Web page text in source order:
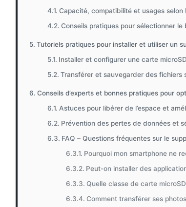
Capacité, compatibilité et usages selon
Conseils pratiques pour sélectionner le
Tutoriels pratiques pour installer et utiliser un
Installer et configurer une carte
Transférer et sauvegarder des fichiers
Conseils d’experts et bonnes pratiques pour
Astuces pour libérer de l’espace et
Prévention des pertes de données et
FAQ – Questions fréquentes sur le
Pourquoi mon smartphone ne
Peut-on installer des
Quelle classe de carte
Comment transférer ses